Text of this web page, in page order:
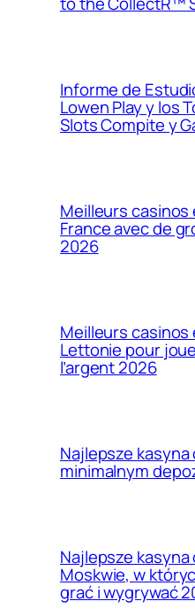
Informe de
Lowen Play y los
Slots Compite y
Meilleurs casinos
France avec de
2026
Meilleurs casinos
Lettonie pour
l’argent 2026
Najlepsze kasyna
minimalnym
Najlepsze kasyna
Moskwie, w
grać i wygrywać